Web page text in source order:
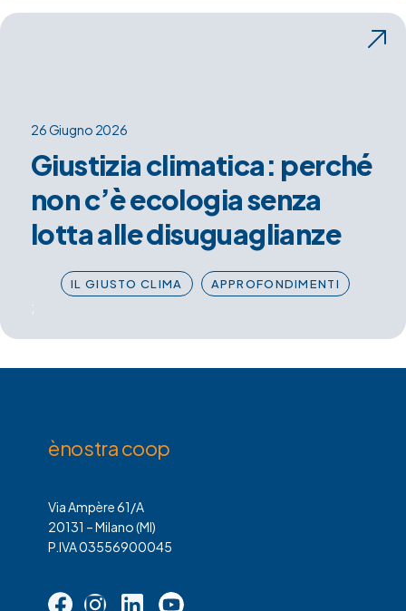
26 Giugno 2026
Giustizia climatica: perché
non c’è ecologia senza
lotta alle disuguaglianze
IL GIUSTO CLIMA APPROFONDIMENTI
;
ènostra coop
Via Ampère 61/A
20131 – Milano (MI)
P.IVA 03556900045